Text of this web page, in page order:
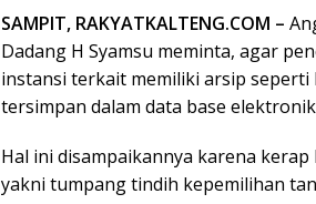
SAMPIT, RAKYATKALTENG.COM –
Dadang H Syamsu meminta, agar
instansi terkait memiliki arsip seperti
tersimpan dalam data base
Hal ini disampaikannya karena
yakni tumpang tindih kepemilihan